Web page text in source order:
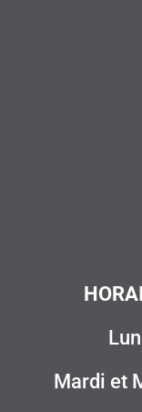
Mardi et